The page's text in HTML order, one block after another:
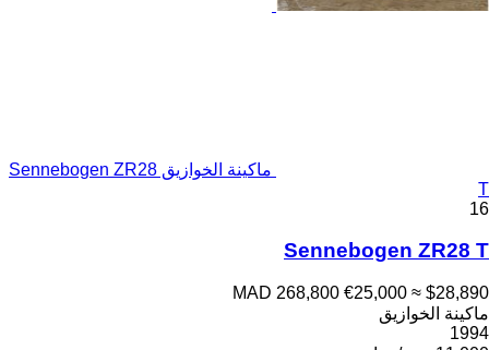
ماكينة الخوازيق Sennebogen ZR28
T
16
Sennebogen ZR28 T
MAD 268,800 €25,000 ≈ $28,890
ماكينة الخوازيق
1994